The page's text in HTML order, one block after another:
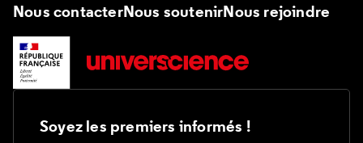
Nous contacterNous soutenirNous rejoindre
Soyez les premiers informés !